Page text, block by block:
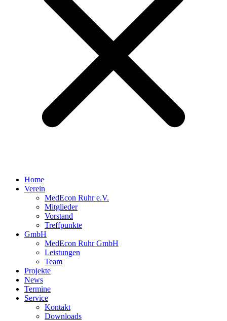
Home
Verein
MedEcon Ruhr e.V.
Mitglieder
Vorstand
Treffpunkte
GmbH
MedEcon Ruhr GmbH
Leistungen
Team
Projekte
News
Termine
Service
Kontakt
Downloads